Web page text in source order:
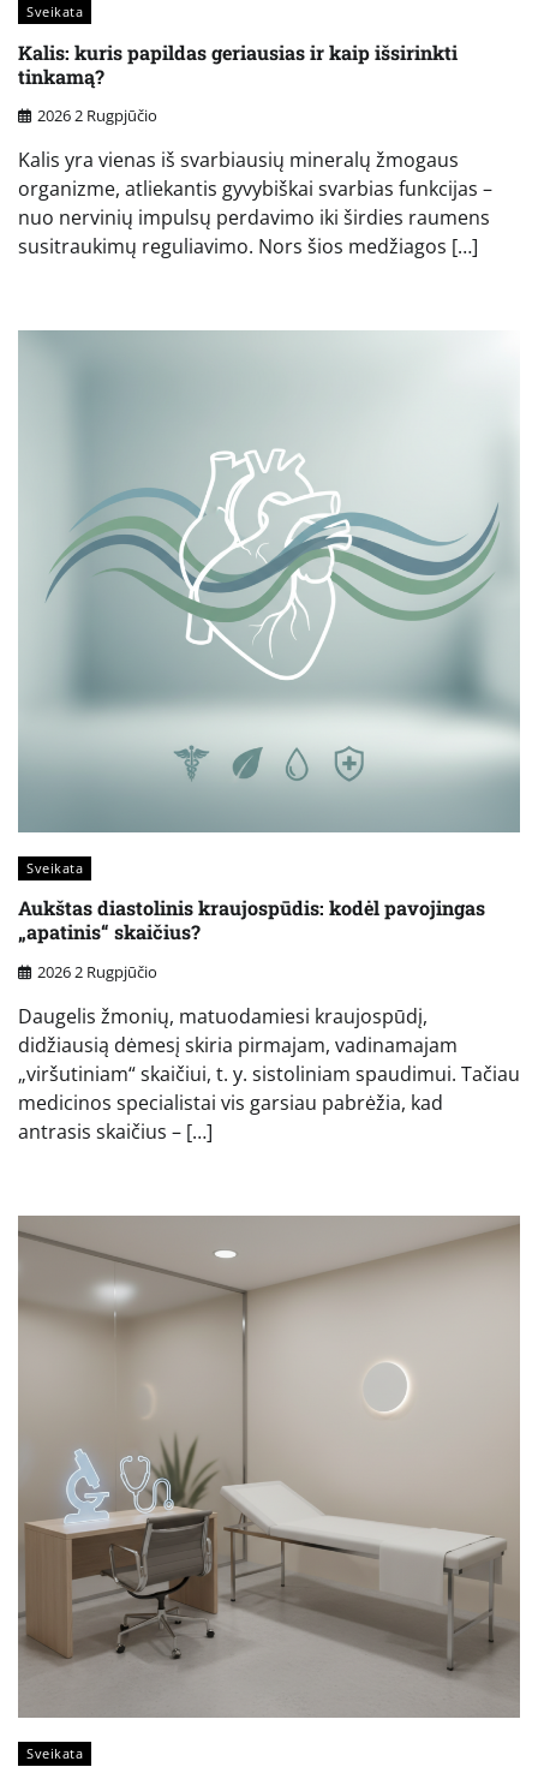
Sveikata
Kalis: kuris papildas geriausias ir kaip išsirinkti
tinkamą?
2026 2 Rugpjūčio
Kalis yra vienas iš svarbiausių mineralų žmogaus
organizme, atliekantis gyvybiškai svarbias funkcijas –
nuo nervinių impulsų perdavimo iki širdies raumens
susitraukimų reguliavimo. Nors šios medžiagos […]
Sveikata
Aukštas diastolinis kraujospūdis: kodėl pavojingas
„apatinis“ skaičius?
2026 2 Rugpjūčio
Daugelis žmonių, matuodamiesi kraujospūdį,
didžiausią dėmesį skiria pirmajam, vadinamajam
„viršutiniam“ skaičiui, t. y. sistoliniam spaudimui. Tačiau
medicinos specialistai vis garsiau pabrėžia, kad
antrasis skaičius – […]
Sveikata